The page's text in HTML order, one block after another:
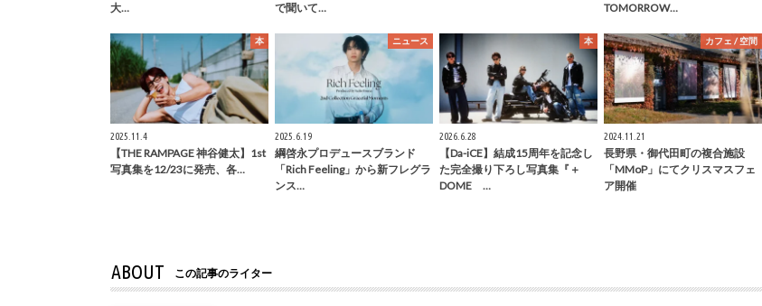
大…
で聞いて…
TOMORROW…
本
2025.11.4
【THE RAMPAGE 神谷健太】1st
写真集を12/23に発売、各…
ニュース
2025.6.19
綱啓永プロデュースブランド
「Rich Feeling」から新フレグラ
ンス…
本
2026.6.28
【Da-iCE】結成15周年を記念し
た完全撮り下ろし写真集『＋
DOME …
カフェ / 空間
2024.11.21
長野県・御代田町の複合施設
「MMoP」にてクリスマスフェ
ア開催
ABOUT この記事のライター